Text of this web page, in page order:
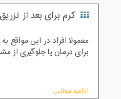
کرم برای بعد از
معمولا افراد در این مواقع
برای درمان یا جلوگیری از مشکلات
ادامه مطلب